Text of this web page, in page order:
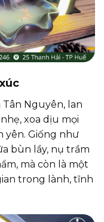
Nguyên, lan
xoa dịu mọi
yên. Giống như
bùn lầy, nụ trầm
mà còn là một
trong lành, tĩnh